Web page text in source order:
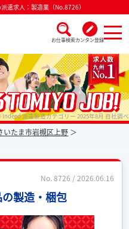
遣求人：製造業（No.8726）
お仕事検索カンタン登録
派遣製造カテゴリー 2025年8月 自社調べ
いたま市岩槻区上野
No. 8726 / 2026.06.16
製造・梱包